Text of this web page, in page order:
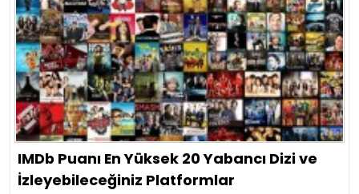
IMDb Puanı En Yüksek 20 Yabancı Dizi ve
İzleyebileceğiniz Platformlar